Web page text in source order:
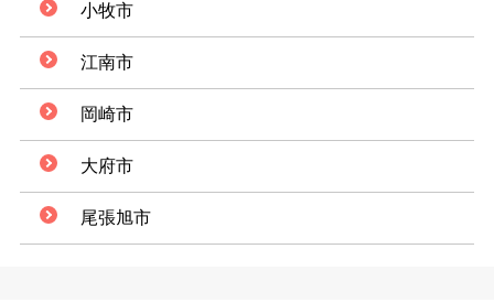
小牧市
江南市
岡崎市
大府市
尾張旭市